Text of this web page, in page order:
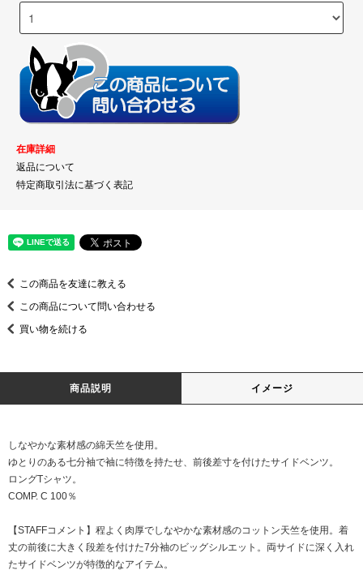
在庫詳細
返品について
特定商取引法に基づく表記
この商品を友達に教える
この商品について問い合わせる
買い物を続ける
商品説明 イメージ
しなやかな素材感の綿天竺を使用。
ゆとりのある七分袖で袖に特徴を持たせ、前後差寸を付けたサイドベンツ。
ロングTシャツ。
COMP. C 100％
【STAFFコメント】程よく肉厚でしなやかな素材感のコットン天竺を使用。着
丈の前後に大きく段差を付けた7分袖のビッグシルエット。両サイドに深く入れ
たサイドベンツが特徴的なアイテム。